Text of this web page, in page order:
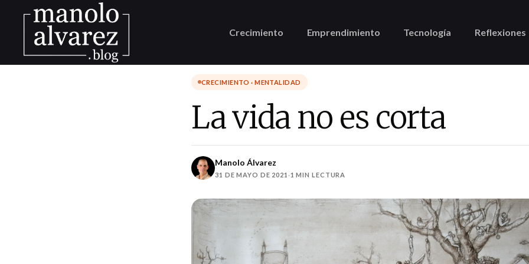
Crecimiento Emprendimiento Tecnología Reflexiones
CRECIMIENTO · MENTALIDAD
La vida no es corta
Manolo Álvarez
31 DE MAYO DE 2021 ·1 MIN LECTURA